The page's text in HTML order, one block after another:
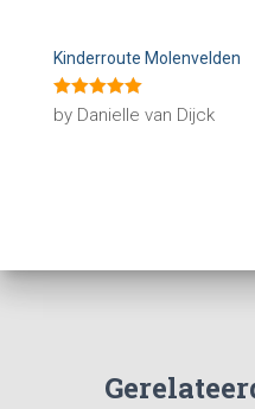
Kinderroute Molenvelden
Rated5out
of 5
by Danielle van Dijck